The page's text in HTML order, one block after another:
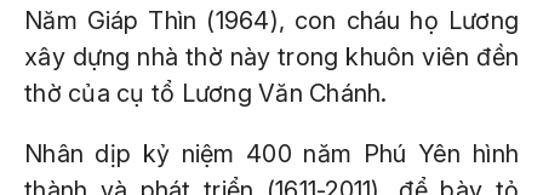
Năm Giáp Thìn (1964), con cháu họ Lương
xây dựng nhà thờ này trong khuôn viên đền
thờ của cụ tổ Lương Văn Chánh.
Nhân dịp kỷ niệm 400 năm Phú Yên hình